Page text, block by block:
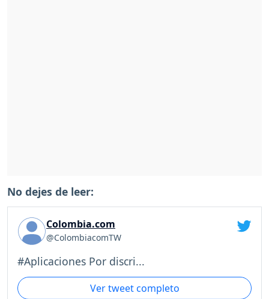
No dejes de leer:
Colombia.com
@ColombiacomTW
#Aplicaciones Por discri...
Ver tweet completo